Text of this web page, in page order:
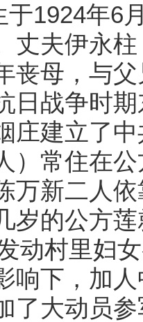
1924年6
丈夫伊永
丧母，与
日战争时
庄建立了
）常住在
万新二人
岁的公方
动村里妇
响下，加
了大动员